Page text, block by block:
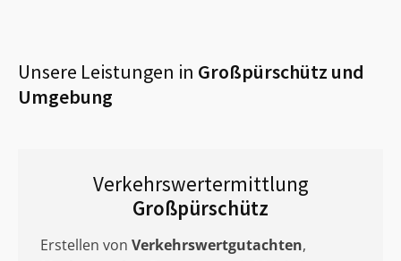
Unsere Leistungen in Großpürschütz und
Umgebung
Verkehrswertermittlung
Großpürschütz
Erstellen von Verkehrswertgutachten,